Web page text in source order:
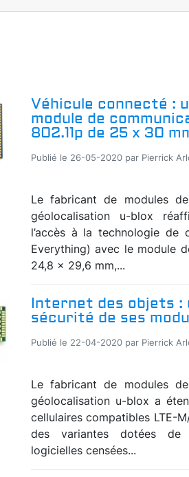
Véhicule connecté :
module de
802.11p de 25 x 30
Publié le 26-05-2020 par Pierrick
Le fabricant de modules
géolocalisation u-blox
l’accès à la technologie de
Everything) avec le module
24,8 x 29,6 mm,...
Internet des objets :
sécurité de ses
Publié le 22-04-2020 par Pierrick
Le fabricant de modules
géolocalisation u-blox a
cellulaires compatibles LTE-
des variantes dotées de
logicielles censées...